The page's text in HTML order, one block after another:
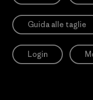
Guida alle taglie
Login